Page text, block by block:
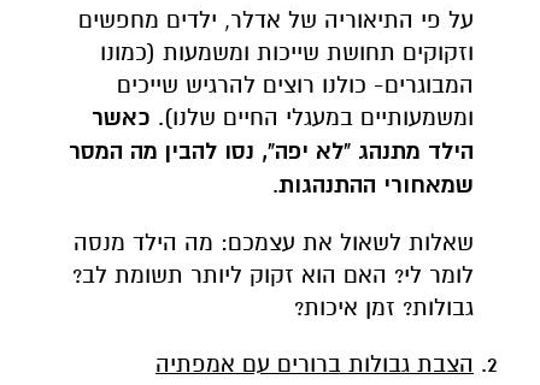
על פי התיאוריה של אדלר, ילדים מחפשים
וזקוקים תחושת שייכות ומשמעות (כמונו
המבוגרים- כולנו רוצים להרגיש שייכים
ומשמעותיים במעגלי החיים שלנו). כאשר
הילד מתנהג "לא יפה", נסו להבין מה המסר
שמאחורי ההתנהגות.
שאלות לשאול את עצמכם: מה הילד מנסה
לומר לי? האם הוא זקוק ליותר תשומת לב?
גבולות? זמן איכות?
הצבת גבולות ברורים עם אמפתיה